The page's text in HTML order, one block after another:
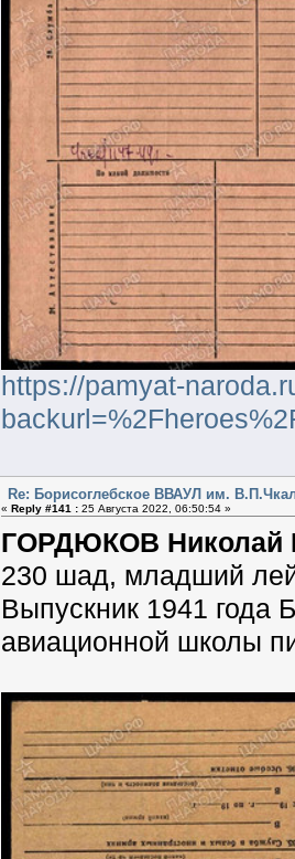
https://pamyat-
Re: Борисоглебское ВВАУЛ им.
« Reply #141 :25 Августа 2022, 06:50:54 »
ГОРДЮКОВ Николай
230 шад, младший
Выпускник 1941 года
авиационной школы